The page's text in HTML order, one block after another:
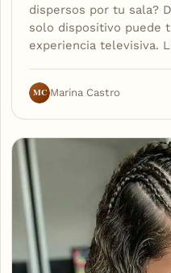
dispersos por tu sala?
solo dispositivo puede
experiencia televisiva.
MC Marina Castro